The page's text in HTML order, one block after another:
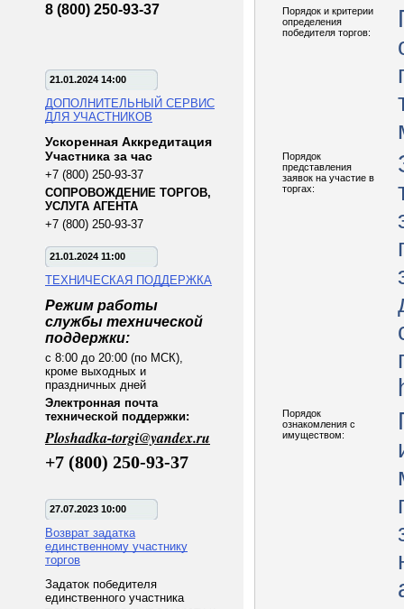
8 (800) 250-93-37
21.01.2024 14:00
ДОПОЛНИТЕЛЬНЫЙ СЕРВИС
ДЛЯ УЧАСТНИКОВ
Ускоренная Аккредитация
Участника за час
+7 (800) 250-93-37
СОПРОВОЖДЕНИЕ ТОРГОВ,
УСЛУГА АГЕНТА
+7 (800) 250-93-37
21.01.2024 11:00
ТЕХНИЧЕСКАЯ ПОДДЕРЖКА
Режим работы
службы технической
поддержки:
с 8:00 до 20:00 (по МСК),
кроме выходных и
праздничных дней
Электронная почта
технической поддержки:
Ploshadka-torgi@yandex.ru
+7 (800) 250-93-37
27.07.2023 10:00
Возврат задатка
единственному участнику
торгов
Задаток победителя
единственного участника
Порядок и критерии
определения
победителя торгов:
Порядок
представления
заявок на участие в
торгах:
Порядок
ознакомления с
имуществом: